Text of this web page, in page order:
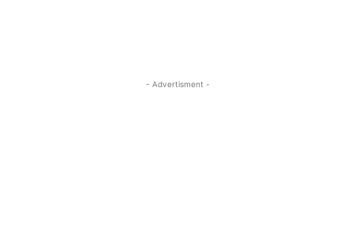
- Advertisment -